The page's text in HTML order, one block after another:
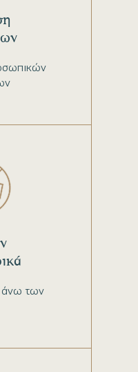
άνω των